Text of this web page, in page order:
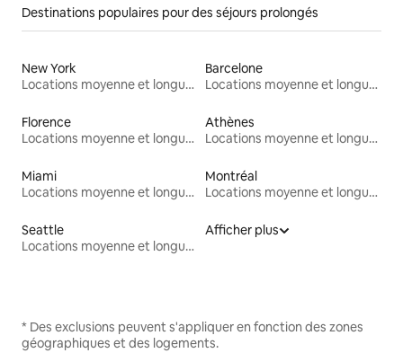
Destinations populaires pour des séjours prolongés
New York
Locations moyenne et longue durée
Barcelone
Locations moyenne et longue durée
Florence
Locations moyenne et longue durée
Athènes
Locations moyenne et longue durée
Miami
Locations moyenne et longue durée
Montréal
Locations moyenne et longue durée
Seattle
Locations moyenne et longue durée
Afficher plus
* Des exclusions peuvent s'appliquer en fonction des zones
géographiques et des logements.